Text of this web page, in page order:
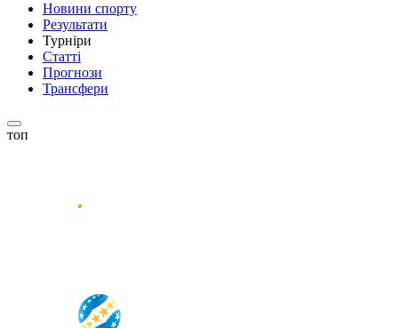
Новини спорту
Результати
Турніри
Статті
Прогнози
Трансфери
топ